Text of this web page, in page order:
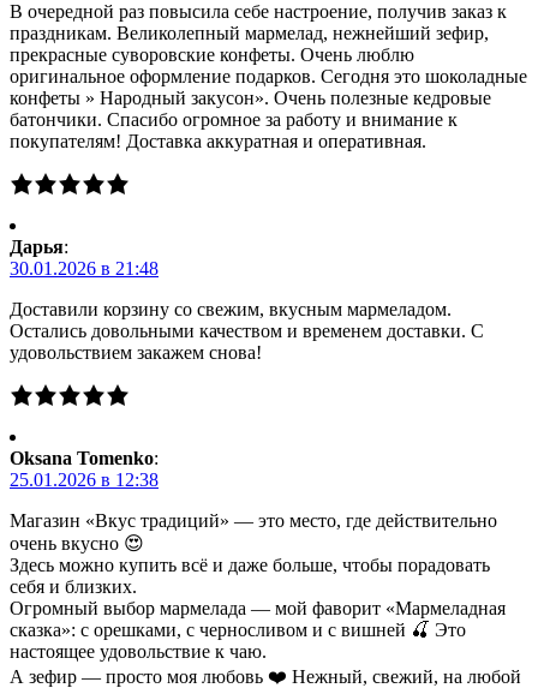
В очередной раз повысила себе настроение, получив заказ к
праздникам. Великолепный мармелад, нежнейший зефир,
прекрасные суворовские конфеты. Очень люблю
оригинальное оформление подарков. Сегодня это шоколадные
конфеты » Народный закусон». Очень полезные кедровые
батончики. Спасибо огромное за работу и внимание к
покупателям! Доставка аккуратная и оперативная.
Дарья:
30.01.2026 в 21:48
Доставили корзину со свежим, вкусным мармеладом.
Остались довольными качеством и временем доставки. С
удовольствием закажем снова!
Oksana Tomenko:
25.01.2026 в 12:38
Магазин «Вкус традиций» — это место, где действительно
очень вкусно 😍
Здесь можно купить всё и даже больше, чтобы порадовать
себя и близких.
Огромный выбор мармелада — мой фаворит «Мармеладная
сказка»: с орешками, с черносливом и с вишней 🍒 Это
настоящее удовольствие к чаю.
А зефир — просто моя любовь ❤️ Нежный, свежий, на любой